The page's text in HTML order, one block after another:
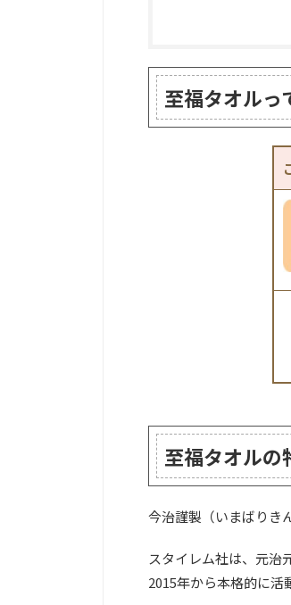
至福タオルっ
至福タオルの
今治謹製（いまばりき
スタイレム社は、元治
2015年から本格的に活